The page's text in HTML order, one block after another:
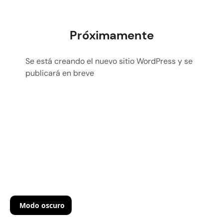
Próximamente
Se está creando el nuevo sitio WordPress y se
publicará en breve
Modo oscuro